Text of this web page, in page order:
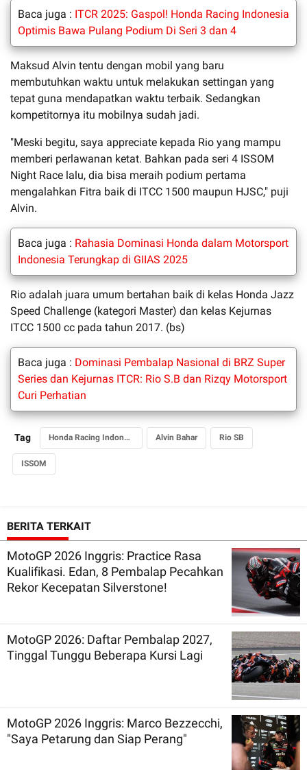
Baca juga : ITCR 2025: Gaspol! Honda Racing Indonesia
Optimis Bawa Pulang Podium Di Seri 3 dan 4
Maksud Alvin tentu dengan mobil yang baru
membutuhkan waktu untuk melakukan settingan yang
tepat guna mendapatkan waktu terbaik. Sedangkan
kompetitornya itu mobilnya sudah jadi.
"Meski begitu, saya appreciate kepada Rio yang mampu
memberi perlawanan ketat. Bahkan pada seri 4 ISSOM
Night Race lalu, dia bisa meraih podium pertama
mengalahkan Fitra baik di ITCC 1500 maupun HJSC," puji
Alvin.
Baca juga : Rahasia Dominasi Honda dalam Motorsport
Indonesia Terungkap di GIIAS 2025
Rio adalah juara umum bertahan baik di kelas Honda Jazz
Speed Challenge (kategori Master) dan kelas Kejurnas
ITCC 1500 cc pada tahun 2017. (bs)
Baca juga : Dominasi Pembalap Nasional di BRZ Super
Series dan Kejurnas ITCR: Rio S.B dan Rizqy Motorsport
Curi Perhatian
Tag Honda Racing Indonesia Alvin Bahar Rio SB
ISSOM
BERITA TERKAIT
MotoGP 2026 Inggris: Practice Rasa
Kualifikasi. Edan, 8 Pembalap Pecahkan
Rekor Kecepatan Silverstone!
MotoGP 2026: Daftar Pembalap 2027,
Tinggal Tunggu Beberapa Kursi Lagi
MotoGP 2026 Inggris: Marco Bezzecchi,
"Saya Petarung dan Siap Perang"